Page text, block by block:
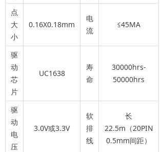
点
大
小
0.16X0.18mm
电
流
≤45MA
驱
动
芯
片
UC1638
寿
命
30000hrs-
50000hrs
驱
动
电
压
3.0V或3.3V
软
排
线
长
22.5m（20PIN
0.5mm间距）